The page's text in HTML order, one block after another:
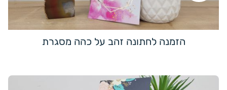
הזמנה לחתונה זהב על כהה מסגרת